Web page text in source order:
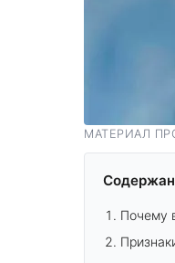
МАТЕРИАЛ
Почему